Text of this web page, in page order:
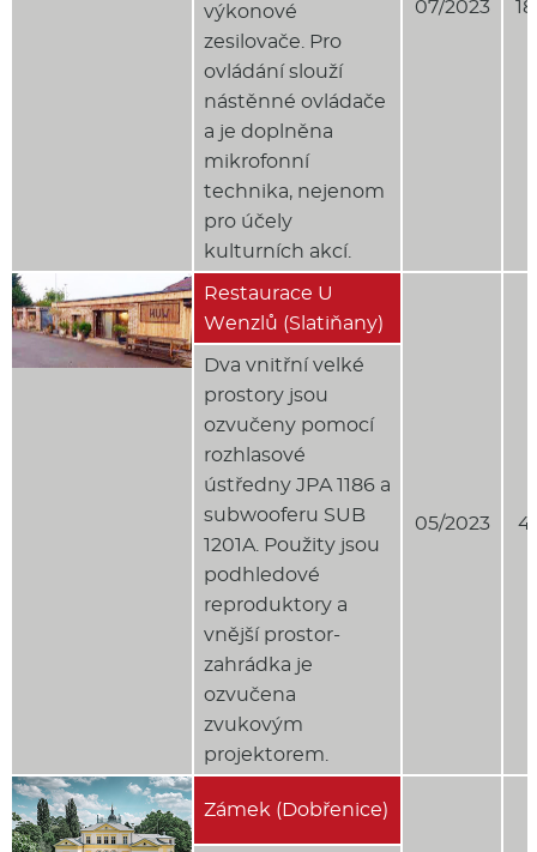
07/2023
výkonové
zesilovače. Pro
ovládání slouží
nástěnné ovládače
a je doplněna
mikrofonní
technika, nejenom
pro účely
kulturních akcí.
Restaurace U
Wenzlů (Slatiňany)
05/2023
Dva vnitřní velké
prostory jsou
ozvučeny pomocí
rozhlasové
ústředny JPA 1186 a
subwooferu SUB
1201A. Použity jsou
podhledové
reproduktory a
vnější prostor-
zahrádka je
ozvučena
zvukovým
projektorem.
Zámek (Dobřenice)